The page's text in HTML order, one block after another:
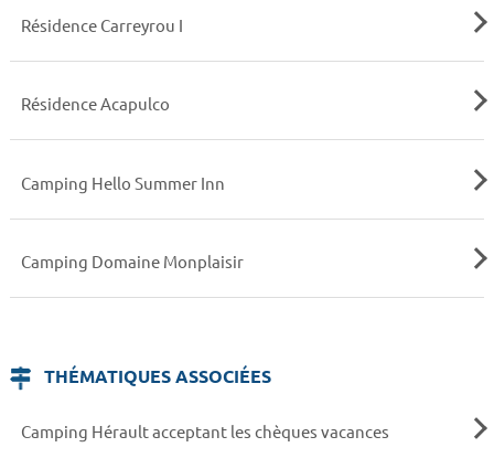
Résidence Carreyrou I
Résidence Acapulco
Camping Hello Summer Inn
Camping Domaine Monplaisir
THÉMATIQUES ASSOCIÉES
Camping Hérault acceptant les chèques vacances